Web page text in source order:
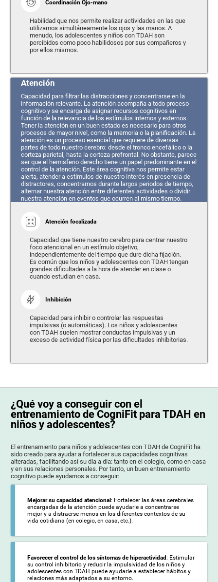
Coordinación Ojo-mano
Habilidad que nos permite realizar actividades en las que
utilizamos simultáneamente los ojos y las manos. A
menudo, los adolescentes y niños con TDAH son
percibidos como poco habilidosos por sus compañeros y
por ellos mismos.
Atención
Capacidad para filtrar las distracciones y concentrarse en la
información relevante. La atención acompaña a todo proceso
cognitivo y se encarga de asignar recursos cognitivos en
función de la relevancia de los estímulos internos y externos.
Tener la atención en un buen estado es necesario para otros
procesos de mayor nivel, como la memoria o la planificación. La
atención es un proceso esencial que requiere de diversas
partes de todo nuestro cerebro: desde el tronco encefálico o la
corteza parietal, hasta la corteza prefrontal. No obstante, parece
ser que el hemisferio derecho tiene un papel predominante en el
control de la atención. Este área cognitiva nos permite estar
alerta, atender a estímulos de nuestro interés en presencia de
distractores, concentrarnos durante largos periodos de tiempo,
alternar nuestra atención entre diferentes actividades o dividir
nuestra atención en eventos que ocurren al mismo tiempo.
Atención focalizada
Capacidad que tiene nuestro cerebro para centrar nuestro
foco atencional en un estímulo objetivo,
independientemente del tiempo que dure dicha fijación.
Es común que los niños y adolescentes con TDAH tengan
grandes dificultades a la hora de atender en clase o
cuando estudian en casa.
Inhibición
Capacidad para inhibir o controlar las respuestas
impulsivas (o automáticas). Los niños y adolescentes
con TDAH suelen mostrar conductas impulsivas y un
exceso de actividad física por las dificultades inhibitorias.
¿Qué voy a conseguir con el
entrenamiento de CogniFit para TDAH en
niños y adolescentes?
El entrenamiento para niños y adolescentes con TDAH de CogniFit ha
sido creado para ayudar a fortalecer sus capacidades cognitivas
alteradas, facilitando así su día a día: tanto en el colegio, como en casa
y en sus relaciones personales. Por tanto, un buen entrenamiento
cognitivo puede ayudarnos a conseguir:
Mejorar su capacidad atencional: Fortalecer las áreas cerebrales
encargadas de la atención puede ayudarle a concentrarse
mejor y a distraerse menos en los diferentes contextos de su
vida cotidiana (en colegio, en casa, etc.).
Favorecer el control de los síntomas de hiperactividad: Estimular
su control inhibitorio y reducir la impulsividad de los niños y
adolescentes con TDAH puede ayudarle a establecer hábitos y
relaciones más adaptados a su entorno.